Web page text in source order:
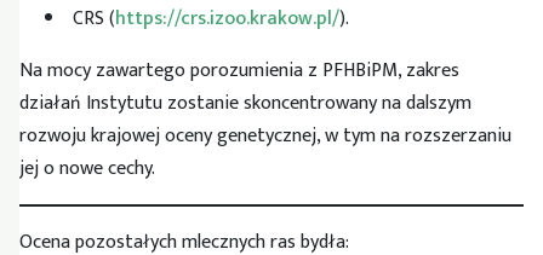
CRS (https://crs.izoo.krakow.pl/).
Na mocy zawartego porozumienia z PFHBiPM, zakres
działań Instytutu zostanie skoncentrowany na dalszym
rozwoju krajowej oceny genetycznej, w tym na rozszerzaniu
jej o nowe cechy.
Ocena pozostałych mlecznych ras bydła: